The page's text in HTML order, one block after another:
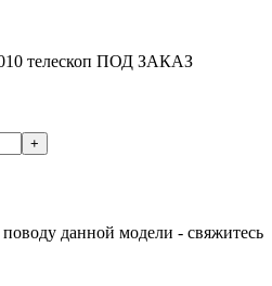
телескоп ПОД ЗАКАЗ
+
данной модели - свяжитесь